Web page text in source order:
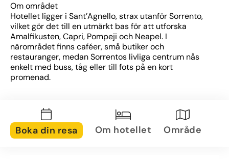
Om området
Hotellet ligger i Sant’Agnello, strax utanför Sorrento,
vilket gör det till en utmärkt bas för att utforska
Amalfikusten, Capri, Pompeji och Neapel. I
närområdet finns caféer, små butiker och
restauranger, medan Sorrentos livliga centrum nås
enkelt med buss, tåg eller till fots på en kort
promenad.
Rummen är ljust inredda i klassisk italiensk stil och
utrustade med luftkonditionering, TV, minibar och
eget badrum. Många av rummen har balkong eller
terrass med utsikt över trädgården eller
Boka din resa Om hotellet Område